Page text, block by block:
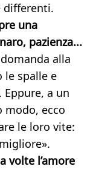
differenti.
una
pazienza...
alla
le spalle e
Eppure, a un
modo, ecco
le loro vite:
volte l’amore